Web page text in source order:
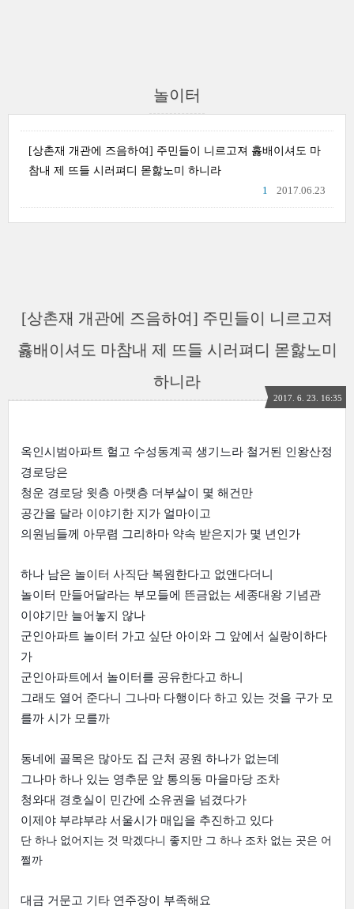
놀이터
[상촌재 개관에 즈음하여] 주민들이 니르고져 홇배이셔도 마
참내 제 뜨들 시러펴디 몯핧노미 하니라
2017.06.23
1
[상촌재 개관에 즈음하여] 주민들이 니르고져
홇배이셔도 마참내 제 뜨들 시러펴디 몯핧노미
하니라
2017. 6. 23. 16:35
옥인시범아파트 헐고 수성동계곡 생기느라 철거된 인왕산정
경로당은
청운 경로당 윗층 아랫층 더부살이 몇 해건만
공간을 달라 이야기한 지가 얼마이고
의원님들께 아무렴 그리하마 약속 받은지가 몇 년인가
하나 남은 놀이터 사직단 복원한다고 없앤다더니
놀이터 만들어달라는 부모들에 뜬금없는 세종대왕 기념관
이야기만 늘어놓지 않나
군인아파트 놀이터 가고 싶단 아이와 그 앞에서 실랑이하다
가
군인아파트에서 놀이터를 공유한다고 하니
그래도 열어 준다니 그나마 다행이다 하고 있는 것을 구가 모
를까 시가 모를까
동네에 골목은 많아도 집 근처 공원 하나가 없는데
그나마 하나 있는 영추문 앞 통의동 마을마당 조차
청와대 경호실이 민간에 소유권을 넘겼다가
이제야 부랴부랴 서울시가 매입을 추진하고 있다
단 하나 없어지는 것 막겠다니 좋지만 그 하나 조차 없는 곳은 어
쩔까
대금 거문고 기타 연주장이 부족해요